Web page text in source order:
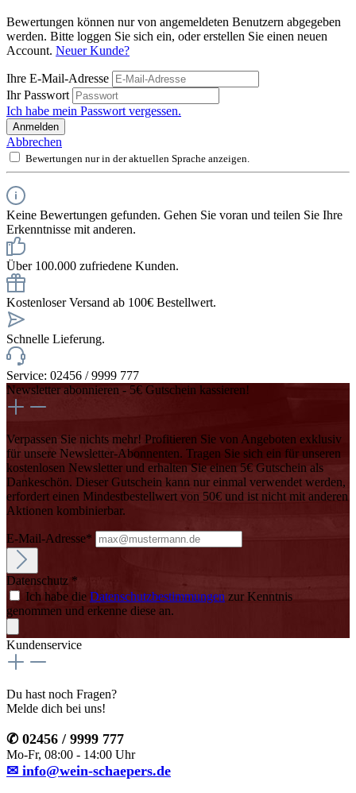
Bewertungen können nur von angemeldeten Benutzern abgegeben
werden. Bitte loggen Sie sich ein, oder erstellen Sie einen neuen
Account. Neuer Kunde?
Ihre E-Mail-Adresse
Ihr Passwort
Ich habe mein Passwort vergessen.
Anmelden
Abbrechen
Bewertungen nur in der aktuellen Sprache anzeigen.
Keine Bewertungen gefunden. Gehen Sie voran und teilen Sie Ihre
Erkenntnisse mit anderen.
Über 100.000 zufriedene Kunden.
Kostenloser Versand ab 100€ Bestellwert.
Schnelle Lieferung.
Service: 02456 / 9999 777
Newsletter abonnieren - 5€ Gutschein kassieren!
Verpassen Sie nichts mehr! Profitieren Sie von Angeboten exklusiv
für unsere Newsletter-Abonnenten. Tragen Sie sich ein für unseren
kostenlosen Newsletter und erhalten Sie einen 5€ Gutschein als
Dankeschön. Dieser Gutschein kann nur einmal verwendet werden,
erfordert einen Mindestbestellwert von 50€ und ist nicht mit anderen
Aktionen kombinierbar.
E-Mail-Adresse*
Datenschutz *
Ich habe die Datenschutzbestimmungen zur Kenntnis
genommen und erkenne diese an.
Kundenservice
Du hast noch Fragen?
Melde dich bei uns!
✆ 02456 / 9999 777
Mo-Fr, 08:00 - 14:00 Uhr
✉ info@wein-schaepers.de